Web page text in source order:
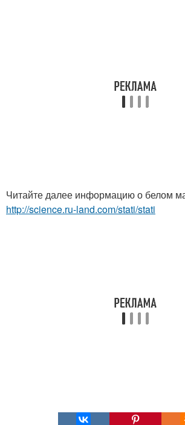
Читайте далее информацию о белом
http://science.ru-land.com/stati/stati